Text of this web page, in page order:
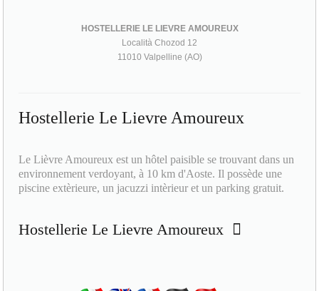
HOSTELLERIE LE LIEVRE AMOUREUX
Località Chozod 12
11010 Valpelline (AO)
Hostellerie Le Lievre Amoureux
Le Lièvre Amoureux est un hôtel paisible se trouvant dans un
environnement verdoyant, à 10 km d'Aoste. Il possède une
piscine extèrieure, un jacuzzi intèrieur et un parking gratuit.
Hostellerie Le Lievre Amoureux